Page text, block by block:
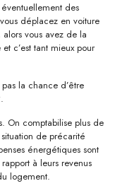
des
déplacez en voiture
vous avez de la
c’est tant mieux pour
la chance d’être
On comptabilise plus de
de précarité
énergétiques sont
à leurs revenus
logement.